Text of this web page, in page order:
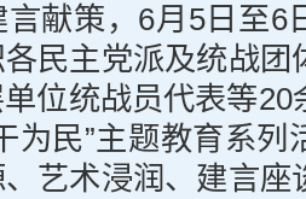
言献策，6月5日至6
民主党派及统战团
位统战员代表等20
为民”主题教育系列
艺术浸润、建言座